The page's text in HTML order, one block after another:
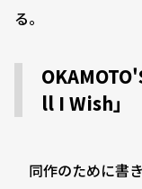
る。
ll I Wish」
同作のために書